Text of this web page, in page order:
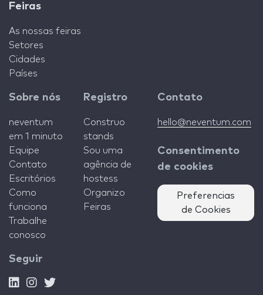
Feiras
As nossas feiras
Setores
Cidades
Países
Sobre nós
neventum
em 1 minuto
Equipe
Contato
Escritórios
Como
funciona
Trabalhe
conosco
Registro
Construo
stands
Sou uma
agência de
hostess
Organizo
Feiras
Contato
hello@neventum.com
Consentimento
de cookies
Preferencias
de Cookies
Seguir